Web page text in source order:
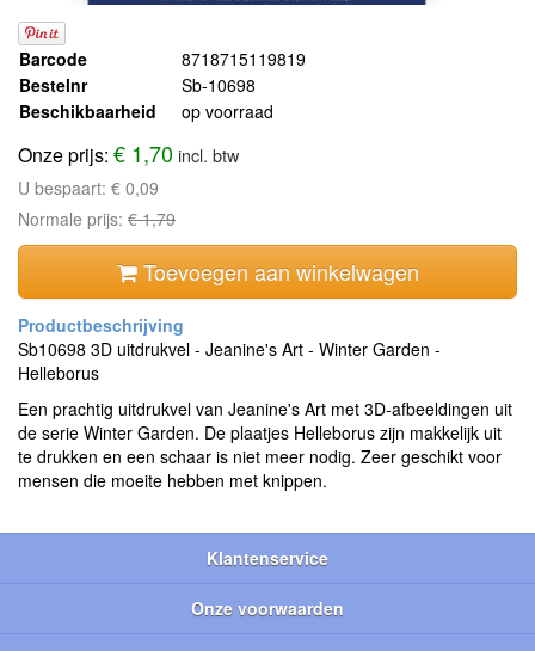
Barcode
8718715119819
Bestelnr
Sb-10698
Beschikbaarheid
op voorraad
Onze prijs: € 1,70incl. btw
U bespaart: € 0,09
Normale prijs: € 1,79
Toevoegen aan winkelwagen
Sb10698 3D uitdrukvel - Jeanine's Art - Winter Garden -
Helleborus
Een prachtig uitdrukvel van Jeanine's Art met 3D-afbeeldingen uit
de serie Winter Garden. De plaatjes Helleborus zijn makkelijk uit
te drukken en een schaar is niet meer nodig. Zeer geschikt voor
mensen die moeite hebben met knippen.
Klantenservice
Onze voorwaarden